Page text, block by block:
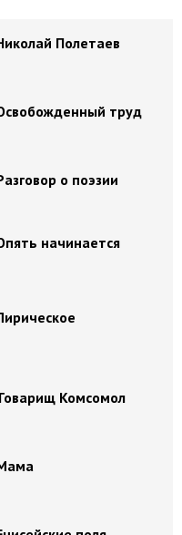
Полетаев
труд
о поэзии
начинается
Комсомол